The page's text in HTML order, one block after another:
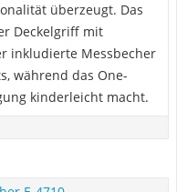
überzeugt. Das
Deckelgriff mit
inkludierte Messbecher
während das One-
kinderleicht macht.